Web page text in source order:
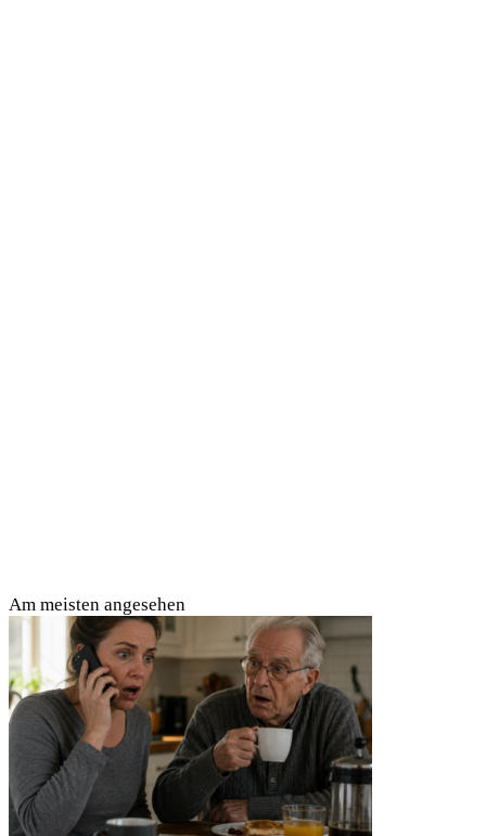
Am meisten angesehen